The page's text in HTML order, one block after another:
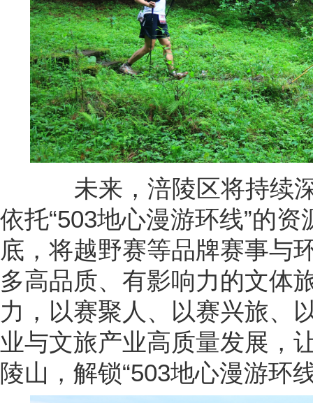
未来，涪陵区将持续深
依托“503地心漫游环线”的
底，将越野赛等品牌赛事与
多高品质、有影响力的文体
力，以赛聚人、以赛兴旅、
业与文旅产业高质量发展，
陵山，解锁“503地心漫游环